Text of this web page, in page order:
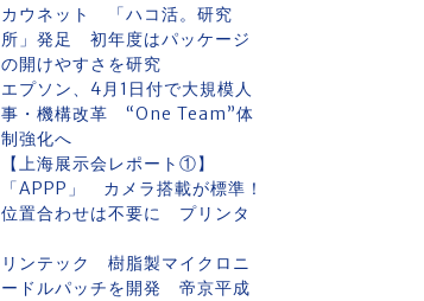
カウネット 「ハコ活。研究
所」発足 初年度はパッケージ
の開けやすさを研究
エプソン、4月1日付で大規模人
事・機構改革 “One Team”体
制強化へ
【上海展示会レポート①】
「APPP」 カメラ搭載が標準！
位置合わせは不要に プリンタ
リンテック 樹脂製マイクロニ
ードルパッチを開発 帝京平成